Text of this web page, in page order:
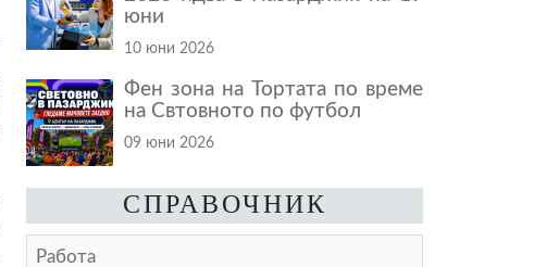
юни
10 юни 2026
Фен зона на Тортата по време
на Свтовното по футбол
09 юни 2026
СПРАВОЧНИК
Работа